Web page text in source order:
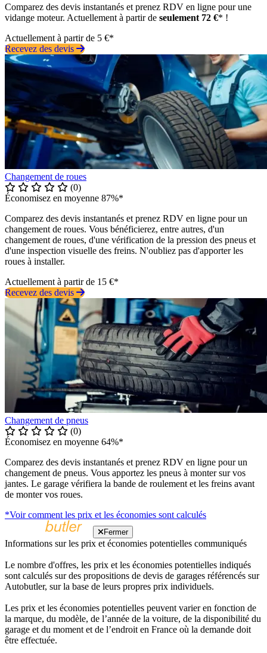
Comparez des devis instantanés et prenez RDV en ligne pour une
vidange moteur. Actuellement à partir de seulement 72 €* !
Actuellement à partir de 5 €*
Recevez des devis
Changement de roues
(0)
Économisez en moyenne 87%*
Comparez des devis instantanés et prenez RDV en ligne pour un
changement de roues. Vous bénéficierez, entre autres, d'un
changement de roues, d'une vérification de la pression des pneus et
d'une inspection visuelle des freins. N'oubliez pas d'apporter les
roues à installer.
Actuellement à partir de 15 €*
Recevez des devis
Changement de pneus
(0)
Économisez en moyenne 64%*
Comparez des devis instantanés et prenez RDV en ligne pour un
changement de pneus. Vous apportez les pneus à monter sur vos
jantes. Le garage vérifiera la bande de roulement et les freins avant
de monter vos roues.
*Voir comment les prix et les économies sont calculés
Fermer
Informations sur les prix et économies potentielles communiqués
Le nombre d'offres, les prix et les économies potentielles indiqués
sont calculés sur des propositions de devis de garages référencés sur
Autobutler, sur la base de leurs propres prix individuels.
Les prix et les économies potentielles peuvent varier en fonction de
la marque, du modèle, de l’année de la voiture, de la disponibilité du
garage et du moment et de l’endroit en France où la demande doit
être effectuée.